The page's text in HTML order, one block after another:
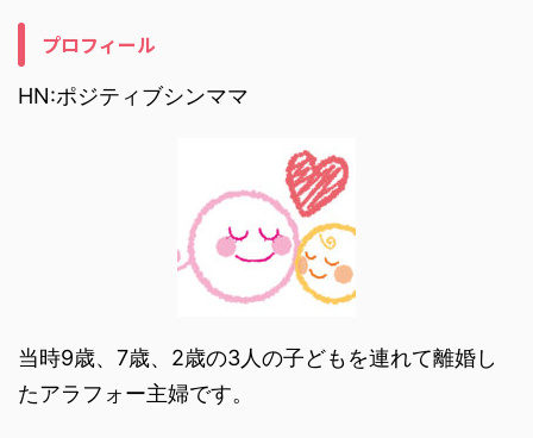
プロフィール
HN:ポジティブシンママ
当時9歳、7歳、2歳の3人の子どもを連れて離婚し
たアラフォー主婦です。